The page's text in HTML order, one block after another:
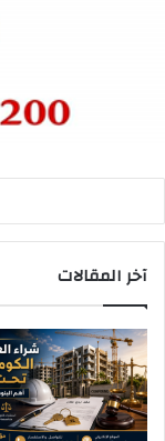
آخر المقالات